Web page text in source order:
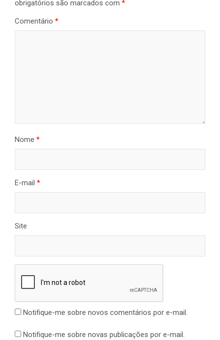
obrigatórios são marcados com *
Comentário *
Nome *
E-mail *
Site
Notifique-me sobre novos comentários por e-mail.
Notifique-me sobre novas publicações por e-mail.